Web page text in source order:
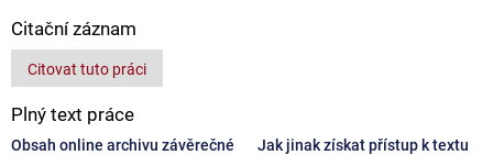
Citační záznam
Citovat tuto práci
Plný text práce
Obsah online archivu závěrečné
Jak jinak získat přístup k textu